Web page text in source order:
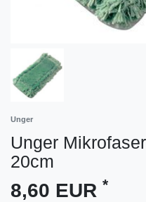
Unger
Unger
20cm
8,60 EUR *